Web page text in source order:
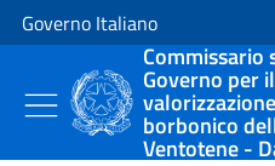
Vai al contenuto
Vai alla navigazione del sito
Governo Italiano
Governo per
borbonico
Ventotene -